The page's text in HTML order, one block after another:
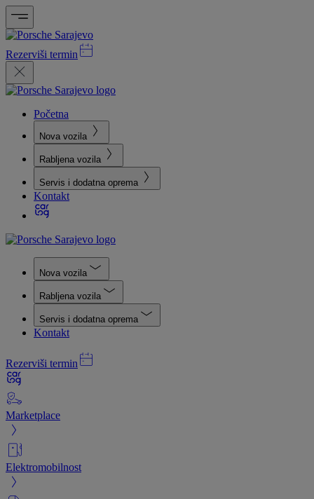
Rezerviši termin
Početna
Nova vozila
Rabljena vozila
Servis i dodatna oprema
Kontakt
Nova vozila
Rabljena vozila
Servis i dodatna oprema
Kontakt
Rezerviši termin
Marketplace
Elektromobilnost